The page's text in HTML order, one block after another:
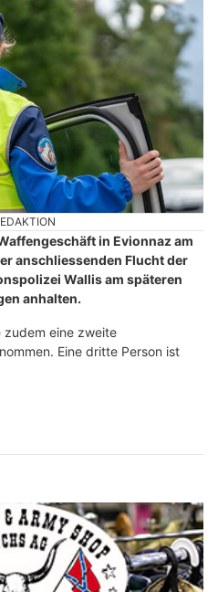
in Evionnaz am
anschliessenden Flucht der
Wallis am späteren
anhalten.
zudem eine zweite
Eine dritte Person ist